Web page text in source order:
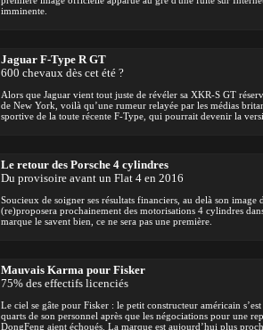
imminente.
Jaguar F-Type R GT
600 chevaux dès cet été ?
Alors que Jaguar vient tout juste de révéler sa XKR-S GT
de New York, voilà qu’une rumeur relayée par les médias
sportive de la toute récente F-Type, qui pourrait devenir la
Le retour des Porsche 4 cylindres
Du provisoire avant un Flat 4 en 2016
Soucieux de soigner ses résultats financiers, au delà son image
(re)proposera prochainement des motorisations 4 cylindres
marque le savent bien, ce ne sera pas une première.
Mauvais Karma pour Fisker
75% des effectifs licenciés
Le ciel se gâte pour Fisker : le petit constructeur américain
quarts de son personnel après que les négociations pour une
DongFeng aient échoués. La marque est aujourd’hui plus